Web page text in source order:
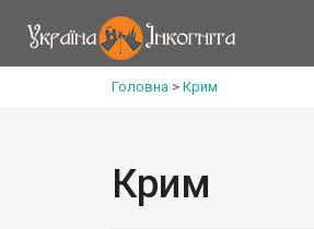
Головна > Крим
Крим